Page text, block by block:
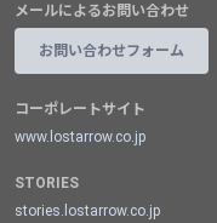
メールによるお問い合わせ
お問い合わせフォーム
コーポレートサイト
www.lostarrow.co.jp
STORIES
stories.lostarrow.co.jp